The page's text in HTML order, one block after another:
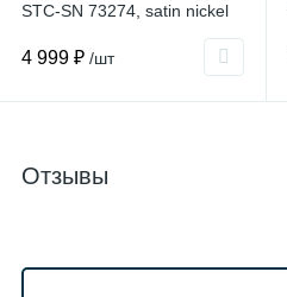
STC-SN 73274, satin nickel
4 999 ₽ /шт
Отзывы